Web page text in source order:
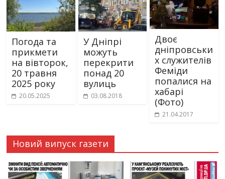
Погода та
прикмети
на вівторок,
20 травня
2025 року
20.05.2025
У Дніпрі
можуть
перекрити
понад 20
вулиць
03.08.2018
Двоє
дніпровськи
х служителів
Феміди
попалися на
хабарі
(Фото)
21.04.2017
Новий випуск газети